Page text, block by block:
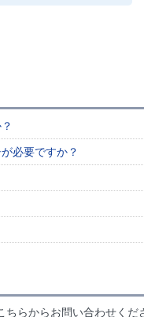
必要ですか？
らからお問い合わせくだ